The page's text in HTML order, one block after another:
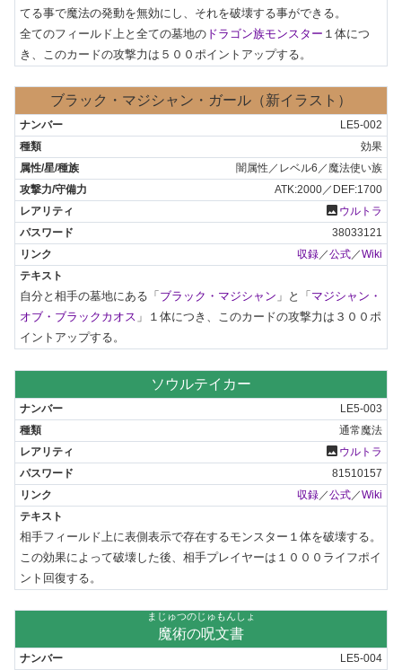
てる事で魔法の発動を無効にし、それを破壊する事ができる。
全てのフィールド上と全ての墓地の ドラゴン族モンスター １体につ
き、このカードの攻撃力は５００ポイントアップする。
ブラック・マジシャン・ガール（新イラスト）
LE5-002
効果
闇属性／レベル6／魔法使い族
ATK:2000／DEF:1700
photo ウルトラ
38033121
収録／公式／Wiki
自分と相手の墓地にある「 ブラック・マジシャン 」と「 マジシャン・
オブ・ブラックカオス 」１体につき、このカードの攻撃力は３００ポ
イントアップする。
ソウルテイカー
LE5-003
通常魔法
photo ウルトラ
81510157
収録 ／公式 ／Wiki
相手フィールド上に表側表示で存在するモンスター１体を破壊する。
この効果によって破壊した後、相手プレイヤーは１０００ライフポイ
ント回復する。
まじゅつのじゅもんしょ
魔術の呪文書
LE5-004